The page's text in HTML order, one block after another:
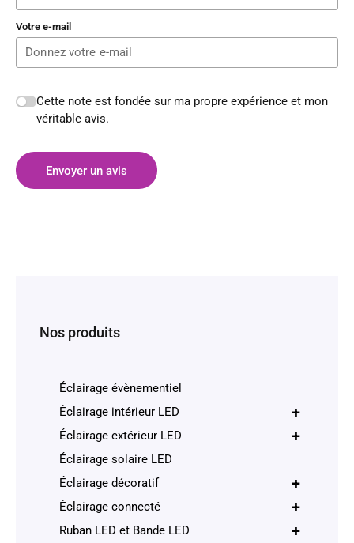
Votre e-mail
Cette note est fondée sur ma propre expérience et mon
véritable avis.
Envoyer un avis
Nos produits
Éclairage évènementiel
+
Éclairage intérieur LED
+
Éclairage extérieur LED
Éclairage solaire LED
+
Éclairage décoratif
+
Éclairage connecté
+
Ruban LED et Bande LED